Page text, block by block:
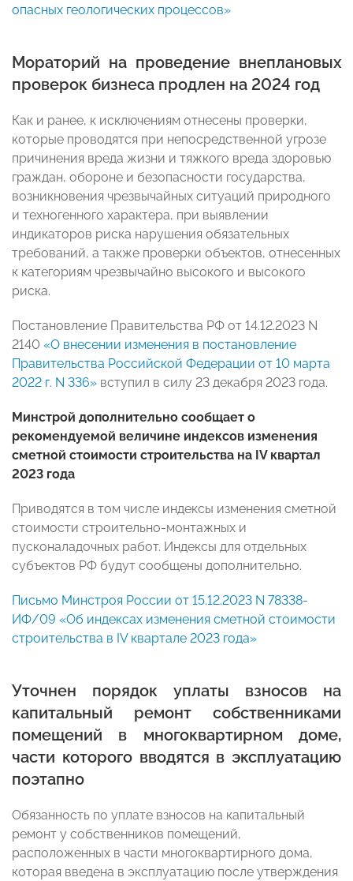
опасных геологических процессов»
Мораторий на проведение внеплановых
проверок бизнеса продлен на 2024 год
Как и ранее, к исключениям отнесены проверки,
которые проводятся при непосредственной угрозе
причинения вреда жизни и тяжкого вреда здоровью
граждан, обороне и безопасности государства,
возникновения чрезвычайных ситуаций природного
и техногенного характера, при выявлении
индикаторов риска нарушения обязательных
требований, а также проверки объектов, отнесенных
к категориям чрезвычайно высокого и высокого
риска.
Постановление Правительства РФ от 14.12.2023 N
2140 «О внесении изменения в постановление
Правительства Российской Федерации от 10 марта
2022 г. N 336» вступил в силу 23 декабря 2023 года.
Минстрой дополнительно сообщает о
рекомендуемой величине индексов изменения
сметной стоимости строительства на IV квартал
2023 года
Приводятся в том числе индексы изменения сметной
стоимости строительно-монтажных и
пусконаладочных работ. Индексы для отдельных
субъектов РФ будут сообщены дополнительно.
Письмо Минстроя России от 15.12.2023 N 78338-
ИФ/09 «Об индексах изменения сметной стоимости
строительства в IV квартале 2023 года»
Уточнен порядок уплаты взносов на
капитальный ремонт собственниками
помещений в многоквартирном доме,
части которого вводятся в эксплуатацию
поэтапно
Обязанность по уплате взносов на капитальный
ремонт у собственников помещений,
расположенных в части многоквартирного дома,
которая введена в эксплуатацию после утверждения